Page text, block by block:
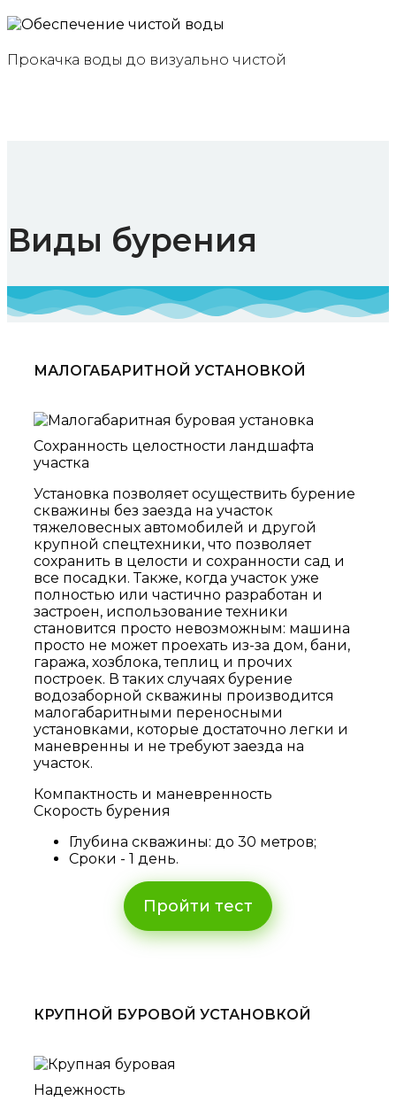
Прокачка воды до визуально чистой
Виды бурения
МАЛОГАБАРИТНОЙ УСТАНОВКОЙ
Сохранность целостности ландшафта
участка
Установка позволяет осуществить бурение
скважины без заезда на участок
тяжеловесных автомобилей и другой
крупной спецтехники, что позволяет
сохранить в целости и сохранности сад и
все посадки. Также, когда участок уже
полностью или частично разработан и
застроен, использование техники
становится просто невозможным: машина
просто не может проехать из-за дом, бани,
гаража, хозблока, теплиц и прочих
построек. В таких случаях бурение
водозаборной скважины производится
малогабаритными переносными
установками, которые достаточно легки и
маневренны и не требуют заезда на
участок.
Компактность и маневренность
Скорость бурения
Глубина скважины: до 30 метров;
Сроки - 1 день.
Пройти тест
КРУПНОЙ БУРОВОЙ УСТАНОВКОЙ
Надежность